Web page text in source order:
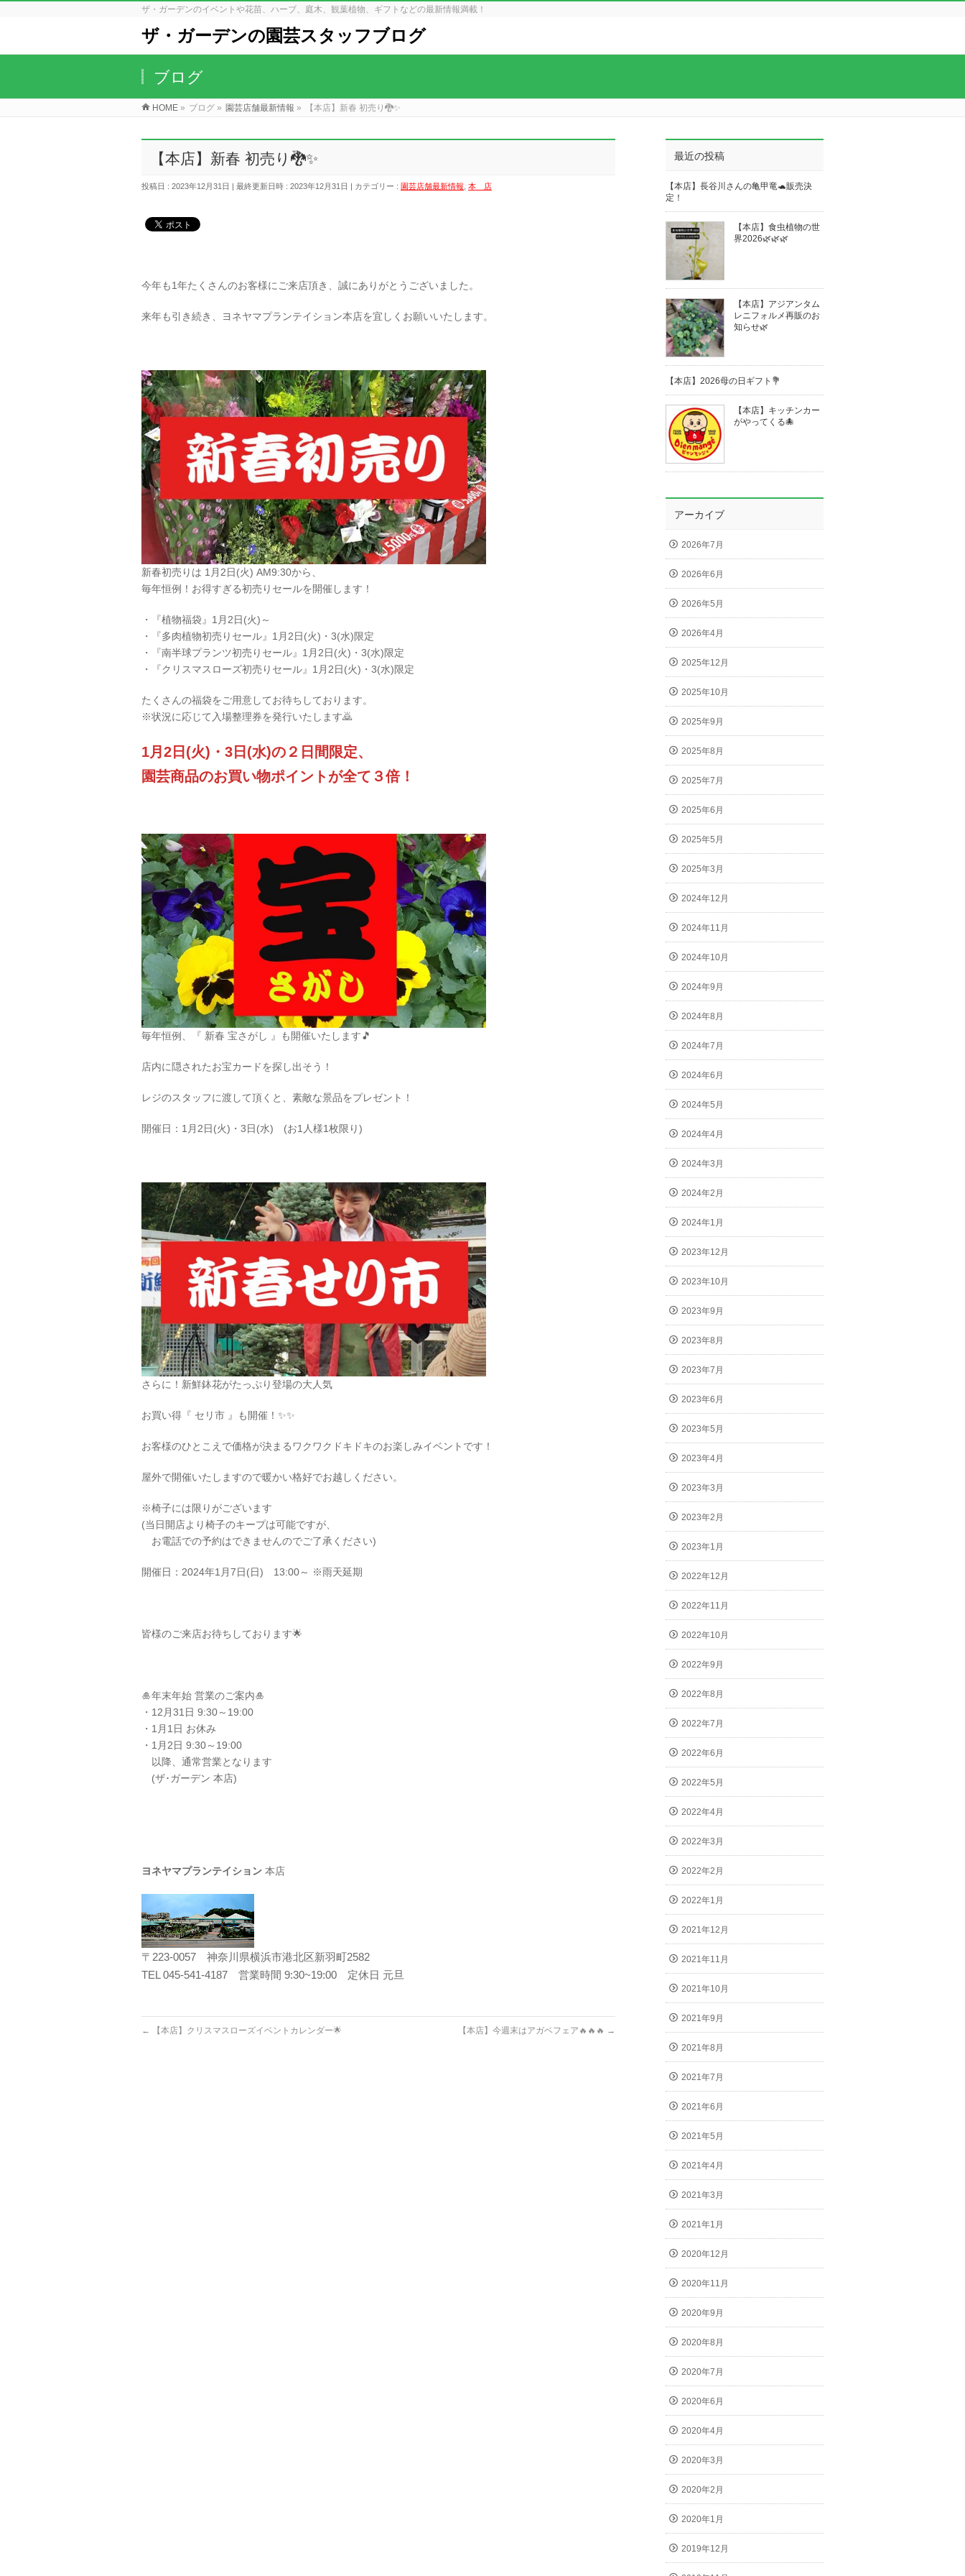
ザ・ガーデンのイベントや花苗、ハーブ、庭木、観葉植物、ギフトなどの最新情報満載！
ザ・ガーデンの園芸スタッフブログ
ブログ
HOME » ブログ » 園芸店舗最新情報 » 【本店】新春 初売り🐉✨
【本店】新春 初売り🐉✨
投稿日 : 2023年12月31日 最終更新日時 : 2023年12月31日 カテゴリー : 園芸店舗最新情報 本 店
今年も1年たくさんのお客様にご来店頂き、誠にありがとうございました。
来年も引き続き、ヨネヤマプランテイション本店を宜しくお願いいたします。
新春初売りは 1月2日(火) AM9:30から、
毎年恒例！お得すぎる初売りセールを開催します！
・『植物福袋』1月2日(火)～
・『多肉植物初売りセール』1月2日(火)・3(水)限定
・『南半球プランツ初売りセール』1月2日(火)・3(水)限定
・『クリスマスローズ初売りセール』1月2日(火)・3(水)限定
たくさんの福袋をご用意してお待ちしております。⁡
※状況に応じて入場整理券を発行いたします🙇
1月2日(火)・3日(水)の２日間限定、
園芸商品のお買い物ポイントが全て３倍！
毎年恒例、『 新春 宝さがし 』も開催いたします🎵
店内に隠されたお宝カードを探し出そう！
レジのスタッフに渡して頂くと、素敵な景品をプレゼント！
開催日：1月2日(火)・3日(水) (お1人様1枚限り)
さらに！新鮮鉢花がたっぷり登場の大人気
お買い得『 セリ市 』も開催！✨✨
お客様のひとこえで価格が決まるワクワクドキドキのお楽しみイベントです！
屋外で開催いたしますので暖かい格好でお越しください。
※椅子には限りがございます
(当日開店より椅子のキープは可能ですが、
お電話での予約はできませんのでご了承ください)
開催日：2024年1月7日(日) 13:00～ ※雨天延期
皆様のご来店お待ちしております🌟
🎍年末年始 営業のご案内🎍
⁡⁡・12月31日 9:30～19:00⁡⁡
・1月1日 お休み⁡⁡
・1月2日 9:30～19:00⁡⁡
以降、通常営業⁡⁡となります
(ザ･ガーデン 本店)
ヨネヤマプランテイション 本店
〒223-0057 神奈川県横浜市港北区新羽町2582
TEL 045-541-4187 営業時間 9:30~19:00 定休日 元旦
← 【本店】クリスマスローズイベントカレンダー🌟 【本店】今週末はアガベフェア🔥🔥🔥⁡⁡ →
最近の投稿
【本店】長谷川さんの亀甲竜🐢販売決
定！
【本店】食虫植物の世
界2026🌿🌿🌿
【本店】アジアンタム
レニフォルメ再販のお
知らせ🌿
【本店】2026母の日ギフト💐
【本店】キッチンカー
がやってくる🐙
アーカイブ
2026年7月
2026年6月
2026年5月
2026年4月
2025年12月
2025年10月
2025年9月
2025年8月
2025年7月
2025年6月
2025年5月
2025年3月
2024年12月
2024年11月
2024年10月
2024年9月
2024年8月
2024年7月
2024年6月
2024年5月
2024年4月
2024年3月
2024年2月
2024年1月
2023年12月
2023年10月
2023年9月
2023年8月
2023年7月
2023年6月
2023年5月
2023年4月
2023年3月
2023年2月
2023年1月
2022年12月
2022年11月
2022年10月
2022年9月
2022年8月
2022年7月
2022年6月
2022年5月
2022年4月
2022年3月
2022年2月
2022年1月
2021年12月
2021年11月
2021年10月
2021年9月
2021年8月
2021年7月
2021年6月
2021年5月
2021年4月
2021年3月
2021年1月
2020年12月
2020年11月
2020年9月
2020年8月
2020年7月
2020年6月
2020年4月
2020年3月
2020年2月
2020年1月
2019年12月